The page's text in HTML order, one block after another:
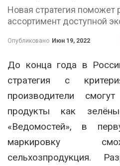
Новая стратегия поможет
ассортимент доступной
Опубликовано Июн 19, 2022
До конца года в
стратегия с
производители
продукты как
«Ведомостей», в
маркировку
сельхозпродукция.